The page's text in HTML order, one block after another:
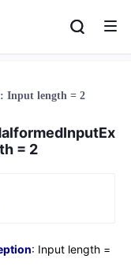
Input length = 2
= 2
: Input length =